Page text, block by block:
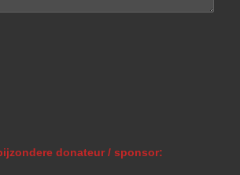
donateur / sponsor: